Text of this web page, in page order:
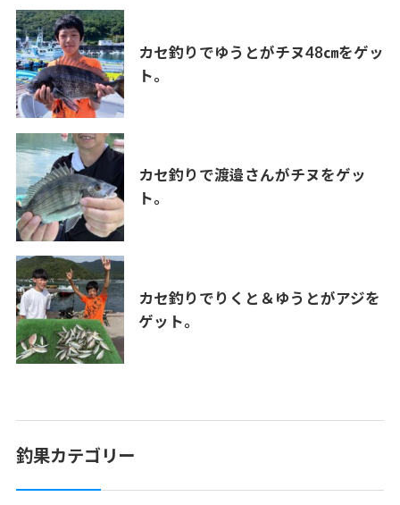
カセ釣りでゆうとがチヌ48㎝をゲッ
ト。
カセ釣りで渡邉さんがチヌをゲッ
ト。
カセ釣りでりくと＆ゆうとがアジを
ゲット。
釣果カテゴリー